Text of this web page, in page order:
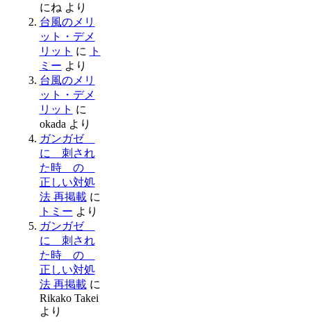
にね より
台風のメリ
ット・デメ
リット に
ト
ミー より
台風のメリ
ット・デメ
リット に
okada より
ガンガゼ
に 刺され
た時 の
正しい対処
法 再掲載に
トミー より
ガンガゼ
に 刺され
た時 の
正しい対処
法 再掲載に
Rikako Takei
より